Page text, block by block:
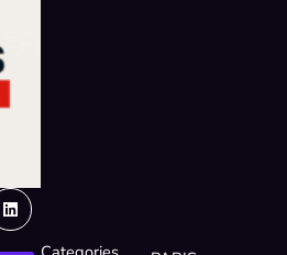
Linkedin